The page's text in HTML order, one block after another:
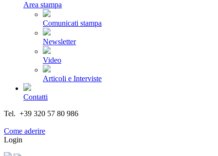
Area stampa
Comunicati stampa
Newsletter
Video
Articoli e Interviste
Contatti
Tel. +39 320 57 80 986
Come aderire
Login